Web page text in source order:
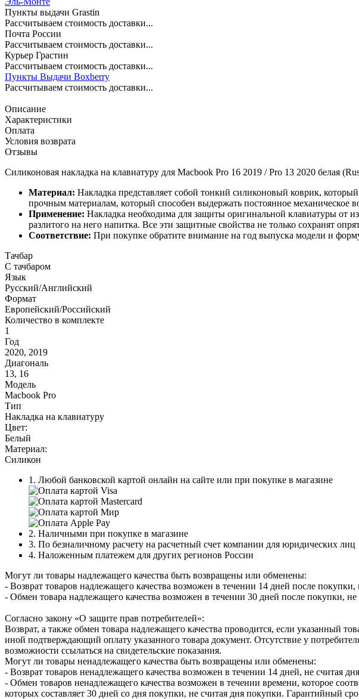
Пункты выдачи Grastin
Рассчитываем стоимость доставки...
Почта России
Рассчитываем стоимость доставки...
Курьер Грастин
Рассчитываем стоимость доставки...
Пункты Выдачи Boxberry
Рассчитываем стоимость доставки...
Описание
Характеристики
Оплата
Условия возврата
Отзывы
Силиконовая накладка на клавиатуру для Macbook Pro 16 2019 / Pro 13 2020 белая
Материал: Накладка представляет собой тонкий силиконовый коврик,
прочным материалам, который способен выдержать постоянное механическое
Применение: Накладка необходима для защиты оригинальной клавиатуры от
разлитого на него напитка. Все эти защитные свойства не только сохранят
Соответствие: При покупке обратите внимание на год выпуска модели и
Тачбар
С тачбаром
Язык
Русский/Английский
Формат
Европейский/Российский
Количество в комплекте
1
Год
2020, 2019
Диагональ
13, 16
Модель
Macbook Pro
Тип
Накладка на клавиатуру
Цвет:
Белый
Материал:
Силикон
1. Любой банковской картой онлайн на сайте или при покупке в магазине
2. Наличными при покупке в магазине
3. По безналичному расчету на расчетный счет компании для юридических лиц
4. Наложенным платежем для других регионов России
Могут ли товары надлежащего качества быть возвращены или обменены:
- Возврат товаров надлежащего качества возможен в течении 14 дней после покупки,
- Обмен товара надлежащего качества возможен в течении 30 дней после покупки, не
Согласно закону «О защите прав потребителей»:
Возврат, а также обмен товара надлежащего качества проводится, если указанный
иной подтверждающий оплату указанного товара документ. Отсутствие у
возможности ссылаться на свидетельские показания.
Могут ли товары ненадлежащего качества быть возвращены или обменены:
- Возврат товаров ненадлежащего качества возможен в течении 14 дней, не считая
- Обмен товаров ненадлежащего качества возможен в течении времени, которое
которых составляет 30 дней со дня покупки, не считая дня покупки. Гарантийный